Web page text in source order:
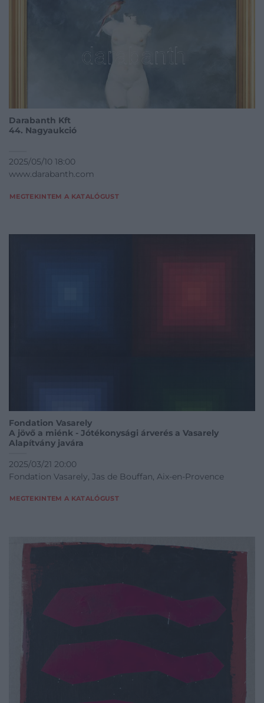
Darabanth Kft
44. Nagyaukció
2025/05/10 18:00
www.darabanth.com
MEGTEKINTEM A KATALÓGUST
Fondation Vasarely
A jövő a miénk - Jótékonysági árverés a Vasarely
Alapítvány javára
2025/03/21 20:00
Fondation Vasarely, Jas de Bouffan, Aix-en-Provence
MEGTEKINTEM A KATALÓGUST